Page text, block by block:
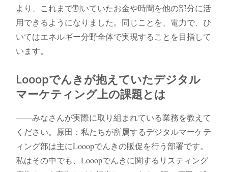
より、これまで割いていたお金や時間を他の部分に活
用できるようになりました。同じことを、電力で、ひ
いてはエネルギー分野全体で実現することを目指して
います。
Looopでんきが抱えていたデジタル
マーケティング上の課題とは
――みなさんが実際に取り組まれている業務を教えて
ください。原田：私たちが所属するデジタルマーケテ
ィング部は主にLooopでんきの販促を行う部署です。
私はその中でも、Looopでんきに関するリスティング